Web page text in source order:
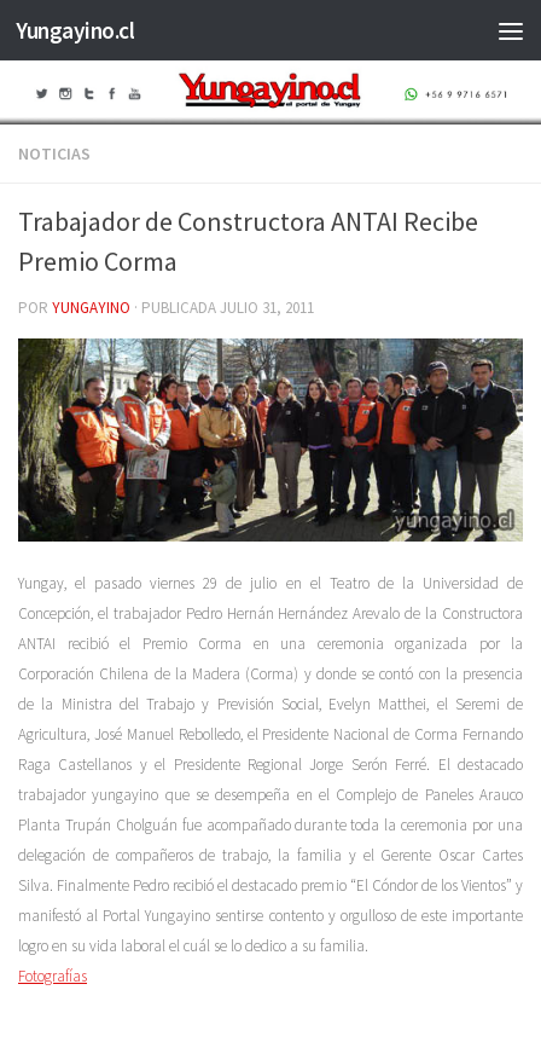
Saltar al contenido
Yungayino.cl
NOTICIAS
Trabajador de Constructora ANTAI Recibe
Premio Corma
POR YUNGAYINO · PUBLICADAJULIO 31, 2011
Yungay, el pasado viernes 29 de julio en el Teatro de la Universidad de
Concepción, el trabajador Pedro Hernán Hernández Arevalo de la Constructora
ANTAI recibió el Premio Corma en una ceremonia organizada por la
Corporación Chilena de la Madera (Corma) y donde se contó con la presencia
de la Ministra del Trabajo y Previsión Social, Evelyn Matthei, el Seremi de
Agricultura, José Manuel Rebolledo, el Presidente Nacional de Corma Fernando
Raga Castellanos y el Presidente Regional Jorge Serón Ferré. El destacado
trabajador yungayino que se desempeña en el Complejo de Paneles Arauco
Planta Trupán Cholguán fue acompañado durante toda la ceremonia por una
delegación de compañeros de trabajo, la familia y el Gerente Oscar Cartes
Silva. Finalmente Pedro recibió el destacado premio “El Cóndor de los Vientos” y
manifestó al Portal Yungayino sentirse contento y orgulloso de este importante
logro en su vida laboral el cuál se lo dedico a su familia.
Fotografías